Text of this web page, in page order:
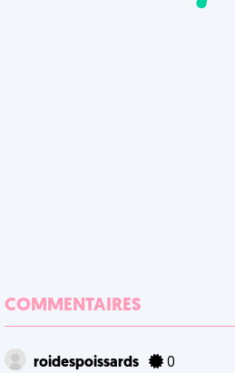
COMMENTAIRES
roidespoissards 0